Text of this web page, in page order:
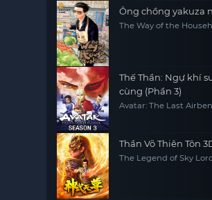
Ông chồng yakuza
The Way of the
Thế Thần: Ngự khí
cùng (Phần 3)
Avatar: The Last
Thần Võ Thiên Tôn
The Legend of Sky